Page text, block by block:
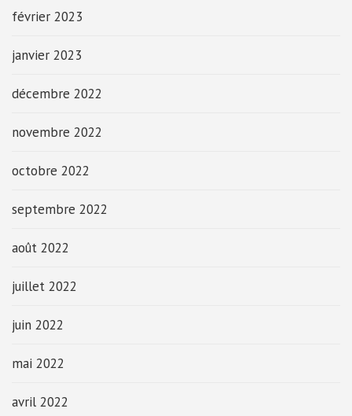
février 2023
janvier 2023
décembre 2022
novembre 2022
octobre 2022
septembre 2022
août 2022
juillet 2022
juin 2022
mai 2022
avril 2022